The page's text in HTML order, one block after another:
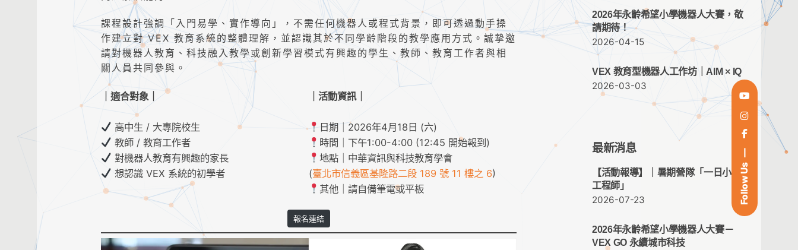
Follow Us
課程設計強調「入門易學、實作導向」，不需任何機器人或程式背景，即可透過動手操
作建立對 VEX 教育系統的整體理解，並認識其於不同學齡階段的教學應用方式。誠摯邀
請對機器人教育、科技融入教學或創新學習模式有興趣的學生、教師、教育工作者與相
關人員共同參與。
｜適合對象｜
高中生 / 大專院校生
教師 / 教育工作者
對機器人教育有興趣的家長
想認識 VEX 系統的初學者
｜活動資訊｜
日期｜2026年4月18日 (六)
時間｜下午1:00-4:00 (12:45 開始報到)
地點｜中華資訊與科技教育學會
(臺北市信義區基隆路二段 189 號 11 樓之 6)
其他｜請自備筆電或平板
報名連結
2026年永齡希望小學機器人大賽，敬
請期待！
2026-04-15
VEX 教育型機器人工作坊｜AIM × IQ
2026-03-03
最新消息
【活動報導】｜暑期營隊「一日小小
工程師」
2026-07-23
2026年永齡希望小學機器人大賽－
VEX GO 永續城市科技